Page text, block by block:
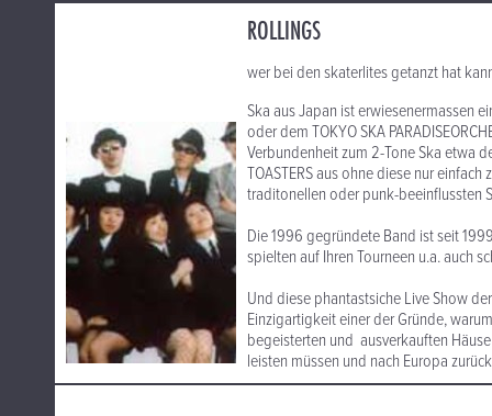
ROLLINGS
wer bei den skaterlites getanzt hat
Ska aus Japan ist erwiesenermassen
oder dem TOKYO SKA
Verbundenheit zum 2-Tone Ska etwa
TOASTERS aus ohne diese nur
traditonellen oder punk-beeinflussten
Die 1996 gegründete Band ist seit
spielten auf Ihren Tourneen u.a. auch
Und diese phantastsiche Live Show
Einzigartigkeit einer der Gründe,
begeisterten und ausverkauften
leisten müssen und nach Europa